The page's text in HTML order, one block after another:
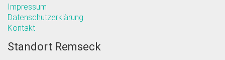
Impressum
Datenschutzerklärung
Kontakt
Standort Remseck